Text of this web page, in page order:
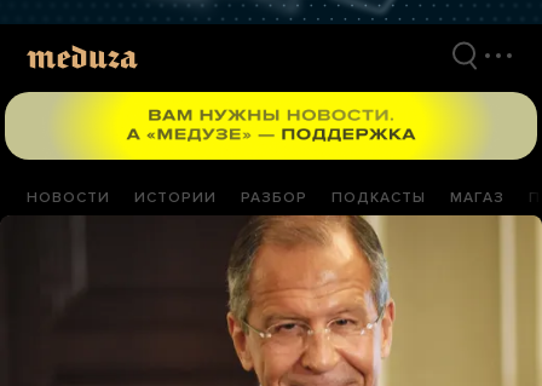
НОВОСТИ ИСТОРИИ РАЗБОР ПОДКАСТЫ МАГАЗ